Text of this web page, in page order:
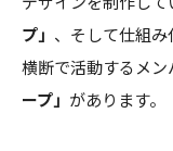
プ」 、そして仕組
横断で活動するメ
ープ」 があります。